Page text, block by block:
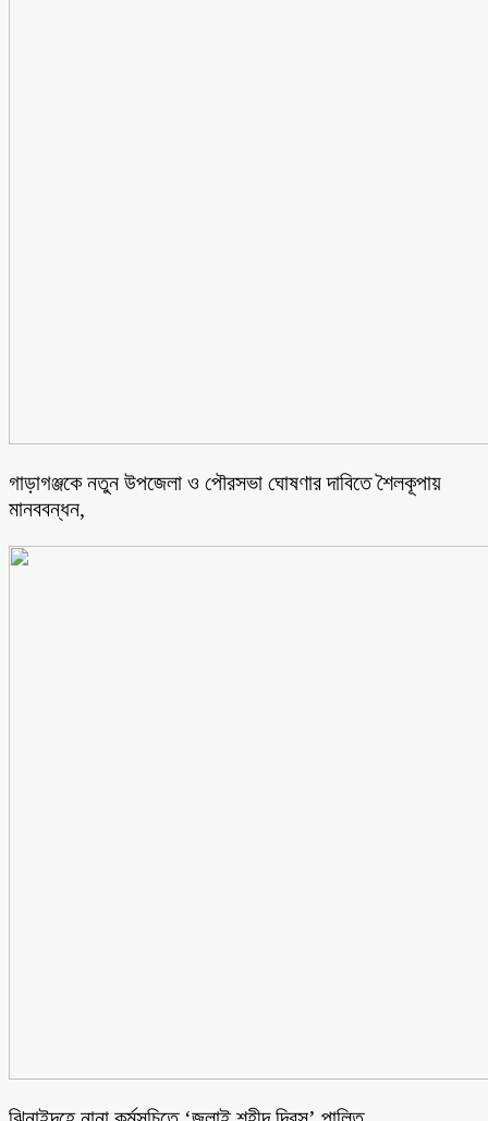
গাড়াগঞ্জকে নতুন উপজেলা ও পৌরসভা ঘোষণার দাবিতে শৈলকূপায়
মানববন্ধন,